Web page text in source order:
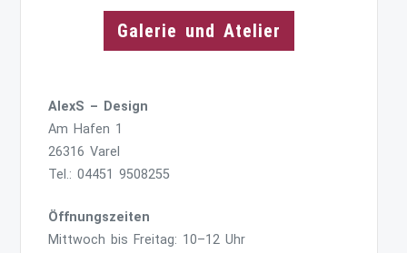
Galerie und Atelier
AlexS – Design
Am Hafen 1
26316 Varel
Tel.: 04451 9508255
Öffnungszeiten
Mittwoch bis Freitag: 10–12 Uhr